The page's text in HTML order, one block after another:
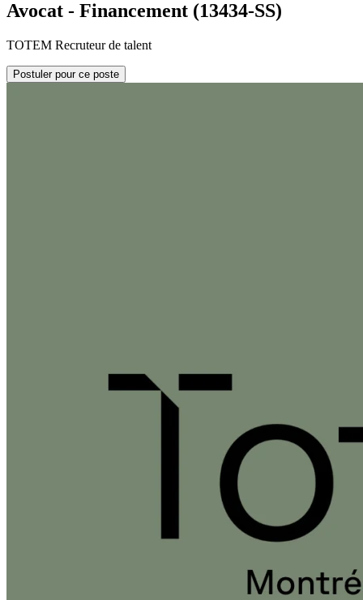
Avocat - Financement (13434-SS)
TOTEM Recruteur de talent
Postuler pour ce poste